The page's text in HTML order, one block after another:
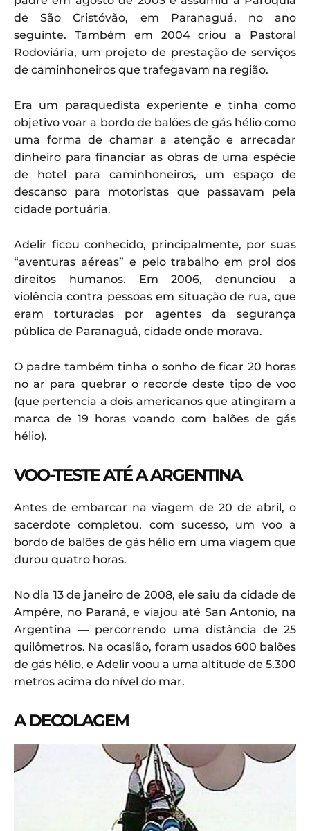
de São Cristóvão, em Paranaguá, no ano
seguinte. Também em 2004 criou a Pastoral
Rodoviária, um projeto de prestação de serviços
de caminhoneiros que trafegavam na região.
Era um paraquedista experiente e tinha como
objetivo voar a bordo de balões de gás hélio como
uma forma de chamar a atenção e arrecadar
dinheiro para financiar as obras de uma espécie
de hotel para caminhoneiros, um espaço de
descanso para motoristas que passavam pela
cidade portuária.
Adelir ficou conhecido, principalmente, por suas
“aventuras aéreas” e pelo trabalho em prol dos
direitos humanos. Em 2006, denunciou a
violência contra pessoas em situação de rua, que
eram torturadas por agentes da segurança
pública de Paranaguá, cidade onde morava.
O padre também tinha o sonho de ficar 20 horas
no ar para quebrar o recorde deste tipo de voo
(que pertencia a dois americanos que atingiram a
marca de 19 horas voando com balões de gás
hélio).
VOO-TESTE ATÉ A ARGENTINA
Antes de embarcar na viagem de 20 de abril, o
sacerdote completou, com sucesso, um voo a
bordo de balões de gás hélio em uma viagem que
durou quatro horas.
No dia 13 de janeiro de 2008, ele saiu da cidade de
Ampére, no Paraná, e viajou até San Antonio, na
Argentina — percorrendo uma distância de 25
quilômetros. Na ocasião, foram usados 600 balões
de gás hélio, e Adelir voou a uma altitude de 5.300
metros acima do nível do mar.
A DECOLAGEM